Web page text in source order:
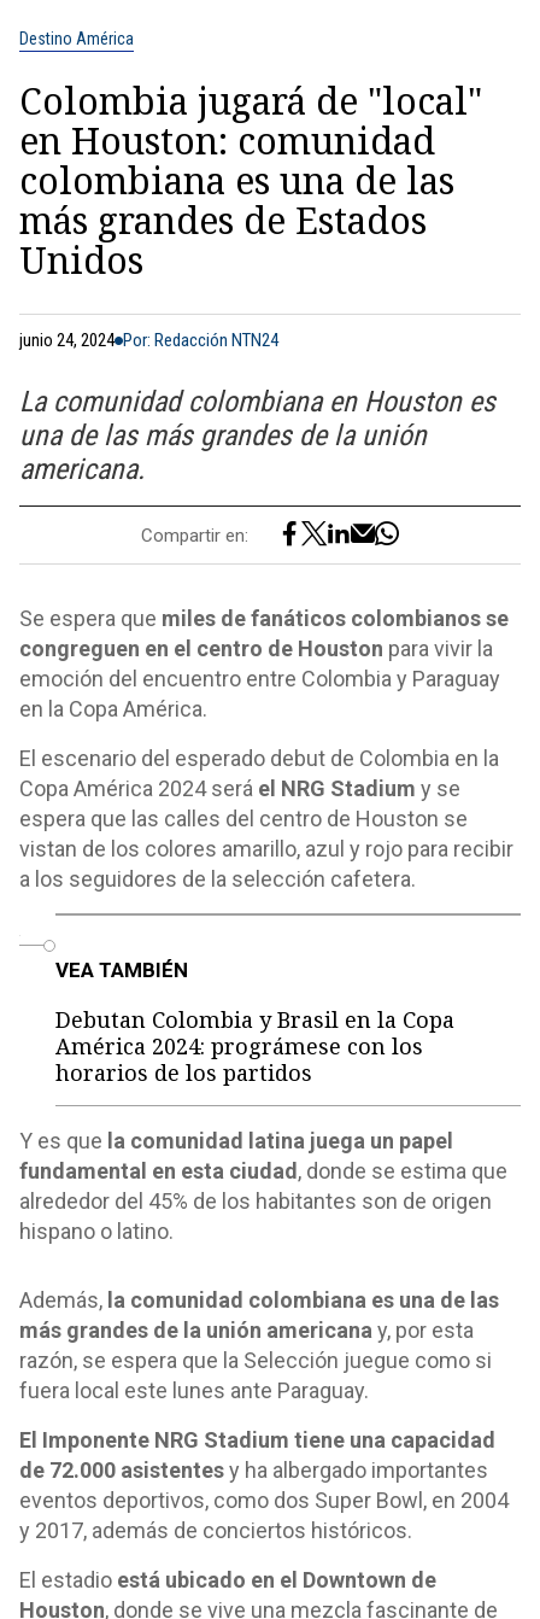
Destino América
Colombia jugará de "local"
en Houston: comunidad
colombiana es una de las
más grandes de Estados
Unidos
junio 24, 2024 Por: Redacción NTN24
La comunidad colombiana en Houston es
una de las más grandes de la unión
americana.
Compartir en:
Se espera que miles de fanáticos colombianos se
congreguen en el centro de Houston para vivir la
emoción del encuentro entre Colombia y Paraguay
en la Copa América.
El escenario del esperado debut de Colombia en la
Copa América 2024 será el NRG Stadium y se
espera que las calles del centro de Houston se
vistan de los colores amarillo, azul y rojo para recibir
a los seguidores de la selección cafetera.
VEA TAMBIÉN
Debutan Colombia y Brasil en la Copa
América 2024: prográmese con los
horarios de los partidos
Y es que la comunidad latina juega un papel
fundamental en esta ciudad , donde se estima que
alrededor del 45% de los habitantes son de origen
hispano o latino.
Además, la comunidad colombiana es una de las
más grandes de la unión americana y, por esta
razón, se espera que la Selección juegue como si
fuera local este lunes ante Paraguay.
El Imponente NRG Stadium tiene una capacidad
de 72.000 asistentesy ha albergado importantes
eventos deportivos, como dos Super Bowl, en 2004
y 2017, además de conciertos históricos.
El estadio está ubicado en el Downtown de
Houston, donde se vive una mezcla fascinante de